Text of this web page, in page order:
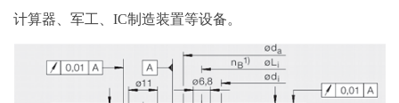
计算器、军工、IC制造装置等设备。